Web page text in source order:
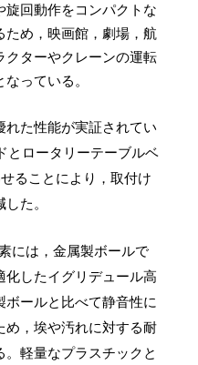
回動作をコンパクトな
ため，映画館，劇場，航
クターやクレーンの運転
っている。
れた性能が実証されてい
とロータリーテーブルベ
ることにより，取付け
た。
には，金属製ボールで
化したイグリデュール高
ールと比べて静音性に
め，埃や汚れに対する耐
軽量なプラスチックと